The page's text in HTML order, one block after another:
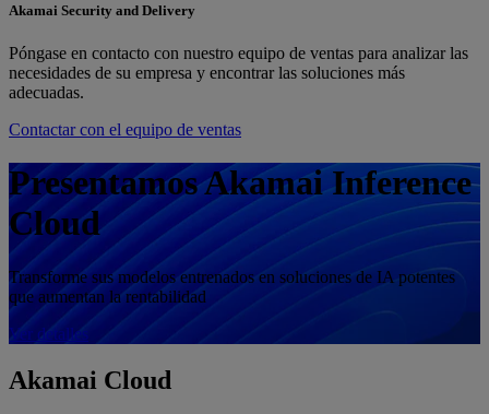
Akamai Security and Delivery
Póngase en contacto con nuestro equipo de ventas para analizar las
necesidades de su empresa y encontrar las soluciones más
adecuadas.
Contactar con el equipo de ventas
Presentamos Akamai Inference
Cloud
Transforme sus modelos entrenados en soluciones de IA potentes
que aumentan la rentabilidad
Ver detalles
Akamai Cloud